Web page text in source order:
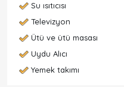
Su ısıtıcısı
Televizyon
Ütü ve ütü masası
Uydu Alıcı
Yemek takımı